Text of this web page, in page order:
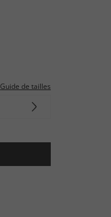
Guide de tailles